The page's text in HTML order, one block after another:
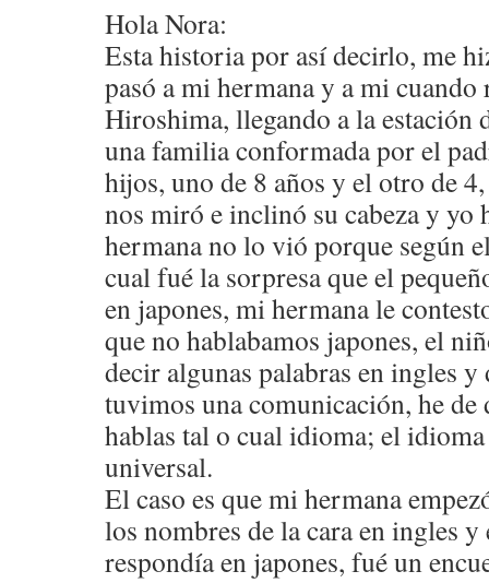
Hola Nora:
Esta historia por así decirlo, me
pasó a mi hermana y a mi cuando
Hiroshima, llegando a la estación
una familia conformada por el
hijos, uno de 8 años y el otro de
nos miró e inclinó su cabeza y
hermana no lo vió porque según
cual fué la sorpresa que el
en japones, mi hermana le
que no hablabamos japones, el
decir algunas palabras en ingles y
tuvimos una comunicación, he
hablas tal o cual idioma; el
universal.
El caso es que mi hermana
los nombres de la cara en ingles
respondía en japones, fué un